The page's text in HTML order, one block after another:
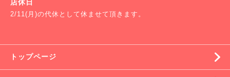
店休日
2/11(月)の代休として休ませて頂きます。
トップページ